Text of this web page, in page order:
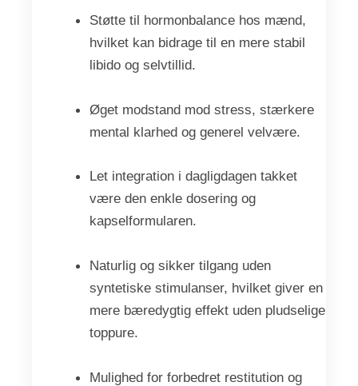
Støtte til hormonbalance hos mænd,
hvilket kan bidrage til en mere stabil
libido og selvtillid.
Øget modstand mod stress, stærkere
mental klarhed og generel velvære.
Let integration i dagligdagen takket
være den enkle dosering og
kapselformularen.
Naturlig og sikker tilgang uden
syntetiske stimulanser, hvilket giver en
mere bæredygtig effekt uden pludselige
toppure.
Mulighed for forbedret restitution og